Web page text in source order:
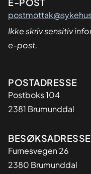
Ikke skriv sensitiv
e-post.
Adresse
POSTADRESSE
Postboks 104
2381 Brumunddal
BESØKSADRESSE
Furnesvegen 26
2380 Brumunddal